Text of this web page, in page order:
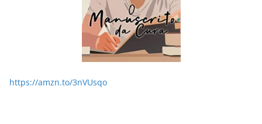
Adriana
https://amzn.to/3nVUsqo